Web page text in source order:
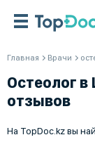
Главная Врачи
Остеолог
отзывов